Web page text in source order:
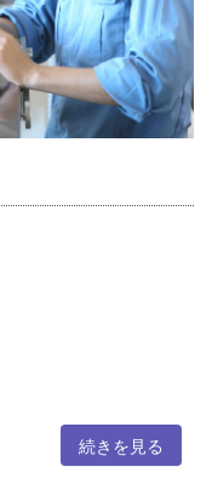
続きを見る